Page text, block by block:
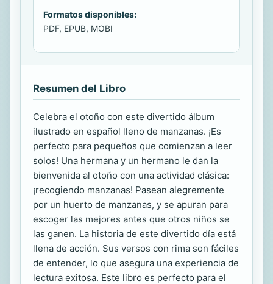
Formatos disponibles:
PDF, EPUB, MOBI
Resumen del Libro
Celebra el otoño con este divertido álbum
ilustrado en español lleno de manzanas. ¡Es
perfecto para pequeños que comienzan a leer
solos! Una hermana y un hermano le dan la
bienvenida al otoño con una actividad clásica:
¡recogiendo manzanas! Pasean alegremente
por un huerto de manzanas, y se apuran para
escoger las mejores antes que otros niños se
las ganen. La historia de este divertido día está
llena de acción. Sus versos con rima son fáciles
de entender, lo que asegura una experiencia de
lectura exitosa. Este libro es perfecto para el